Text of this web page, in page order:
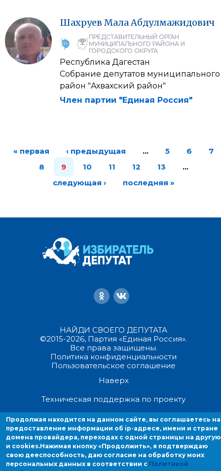
Шахруев МалаАбдулмажидович
ПРЕДСТАВИТЕЛЬНЫЙ ОРГАН
МУНИЦИПАЛЬНОГО РАЙОНА И
ГОРОДСКОГО ОКРУГА
Республика Дагестан
Собрание депутатов муниципального
район "Ахвахский район"
Член партии "Единая Россия"
« первая ‹ предыдущая … 5 6
7
8
9 10 11 12 13
…
следующая ›
последняя »
НАЙДИ СВОЕГО ДЕПУТАТА
©2015-2026, Партия «Единая Россия».
Все права защищены.
Политика конфиденциальности
Пользовательское соглашение
Наверх
Техническая поддержка по проекту
Продолжая находиться на данном сайте, вы соглашаетесь на
предоставление информации об ip-адресе, имени и стране домена
провайдера, переходах с одной страницы на другую и cookies.
Продолжая находится на данном сайте, вы соглашаетесь на
предоставление информации об ip-адресе, имени и стране
домена провайдера, переходах с одной страницы на другую
и cookies.Нажимая кнопку «Продолжить», я подтверждаю
свою дееспособность, даю согласие на обработку моих
персональных данных в соответствии с Политикой